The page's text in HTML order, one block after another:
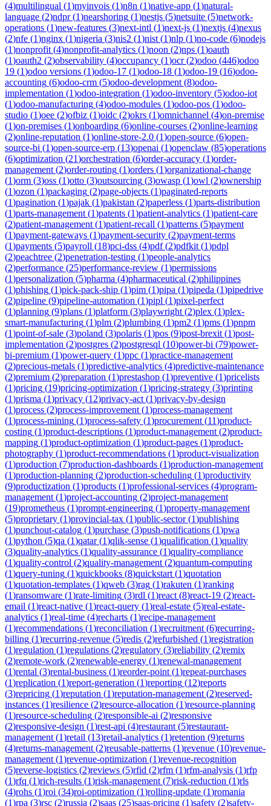
(4)multilingual (1)myinvois (1)n8n (1)native-app (1)natural-
language (2)ndpr(1)nearshoring (1)nestjs (5)netsuite (5)network-
operations (1)new-features (3)next-intl (1)next-js (1)nextjs (4)nexus
(2)nfe (1)nginx (1)nigeria (3)nis2 (1)nist (1)nlp (1)no-code (6)nodejs
(1)nonprofit (4)nonprofit-analytics (1)noon (2)nps (1)oauth
(1)oauth2 (2)observability (4)occupancy (1)ocr(2)odoo (446)odoo
19 (1)odoo versions (1)odoo-17 (1)odoo-18 (1)odoo-19 (16)odoo-
accounting (6)odoo-crm (5)odoo-development (8)odoo-
implementation (1)odoo-integration (1)odoo-inventory (5)odoo-iot
(1)odoo-manufacturing (4)odoo-modules (1)odoo-pos (1)odoo-
studio (1)oee (2)ofbiz (1)oidc (2)okrs (1)omnichannel (4)on-premise
(1)on-premises (1)onboarding (6)online-courses (2)online-learning
(2)online-reputation (1)online-store-2.0 (1)open-source (6)open-
source-bi (1)open-source-erp (13)openai (1)openclaw (85)operations
(6)optimization (21)orchestration (6)order-accuracy (1)order-
management (2)order-routing (1)orders (1)organizational-change
(1)orm (3)oss (1)otto (3)outsourcing (3)owasp (1)owl (2)ownership
(1)ozon (1)packaging (2)page-objects (1)paginated-reports
(1)pagination (1)pajak (1)pakistan (2)paperless (1)parts-distribution
(1)parts-management (1)patents (1)patient-analytics (1)patient-care
(2)patient-management (1)patient-recall (1)patterns (5)payment
(1)payment-gateways (1)payment-security (2)payment-terms
(1)payments (5)payroll (18)pci-dss (4)pdf(2)pdfkit (1)pdpl
(2)peachtree (2)penetration-testing (1)people-analytics
(2)performance (25)performance-review (1)permissions
(1)personalization (5)pharma (4)pharmaceutical (2)philippines
(1)phishing (1)pick-pack-ship (1)pim (1)pipa (1)pipeda (1)pipedrive
(2)pipeline (9)pipeline-automation (1)pipl (1)pixel-perfect
(1)planning (9)plans (1)platform (3)playwright (2)plex (1)plex-
smart-manufacturing (1)plm (2)plumbing (1)pm2 (1)pms (1)pnpm
(1)point-of-sale (3)poland (3)polaris (1)pos (9)post-brexit (1)post-
implementation (2)postgres (2)postgresql (10)power-bi (79)power-
bi-premium (1)power-query (1)ppc (1)practice-management
(2)precious-metals (1)predictive-analytics (4)predictive-maintenance
(2)premium (2)preparation (1)prestashop (1)preventive (1)pricelists
(1)pricing (19)pricing-optimization (1)pricing-strategy (3)printing
(1)prisma (1)privacy (12)privacy-act (1)privacy-by-design
(1)process (2)process-improvement (1)process-management
(1)process-mining (1)process-safety (1)procurement (11)product-
costing (1)product-descriptions (1)product-management (2)product-
mapping (1)product-optimization (1)product-pages (1)product-
photography (1)product-recommendations (1)product-visualization
(1)production (7)production-dashboards (1)production-management
(1)production-planning (2)production-scheduling (1)productivity
(9)productization (1)products (1)professional-services (4)program-
management (1)project-accounting (2)project-management
(19)prometheus (1)prompt-engineering (1)property-management
(5)proprietary (1)provincial-tax (1)public-sector(1)publishing
(1)punchout-catalog (1)purchase (3)push-notifications (1)pwa
(1)python (5)qa (1)qatar(1)qlik-sense (1)qualification (1)quality
(3)quality-analytics (1)quality-assurance (1)quality-compliance
(1)quality-control (2)quality-management (2)quantum-computing
(1)query-tuning (1)quickbooks (8)quickstart (1)quotation
(1)quotation-templates (1)qweb (3)rag (1)rakuten (1)ranking
(1)ransomware (1)rate-limiting (3)rdl (1)react (8)react-19 (2)react-
email (1)react-native (1)react-query (1)real-estate (5)real-estate-
analytics (1)real-time (4)recharts (1)recipe-management
(1)recommendations (1)reconciliation (1)recruitment (6)recurring-
billing (1)recurring-revenue (5)redis (2)refurbished (1)registration
(1)regulation (1)regulations (2)regulatory (3)reliability (2)remix
(2)remote-work (2)renewable-energy (1)renewal-management
(1)rental (3)rental-business (1)reorder-point (1)repeat-purchases
(1)replication (1)report-generation (1)reporting (12)reports
(3)repricing (1)reputation (1)reputation-management (2)reserved-
instances (1)resilience (2)resource-allocation (1)resource-planning
(1)resource-scheduling (2)responsible-ai (2)responsive
(2)responsive-design (1)rest-api (4)restaurant (5)restaurant-
management (1)retail (13)retail-analytics (1)retention (9)returns
(4)returns-management (2)reusable-patterns (1)revenue (10)revenue-
management (1)revenue-optimization (1)revenue-recognition
(5)reverse-logistics (2)reviews (5)rfid (2)rfm (1)rfm-analysis (1)rfp
(1)rfq (1)rich-results (1)risk-management (7)risk-reduction (1)rls
(4)rohs (1)roi (34)roi-optimization (1)rolling-update (1)romania
(1)rpa (3)rsc (2)russia (2)saas (25)saas-pricing (1)safety (2)safety-